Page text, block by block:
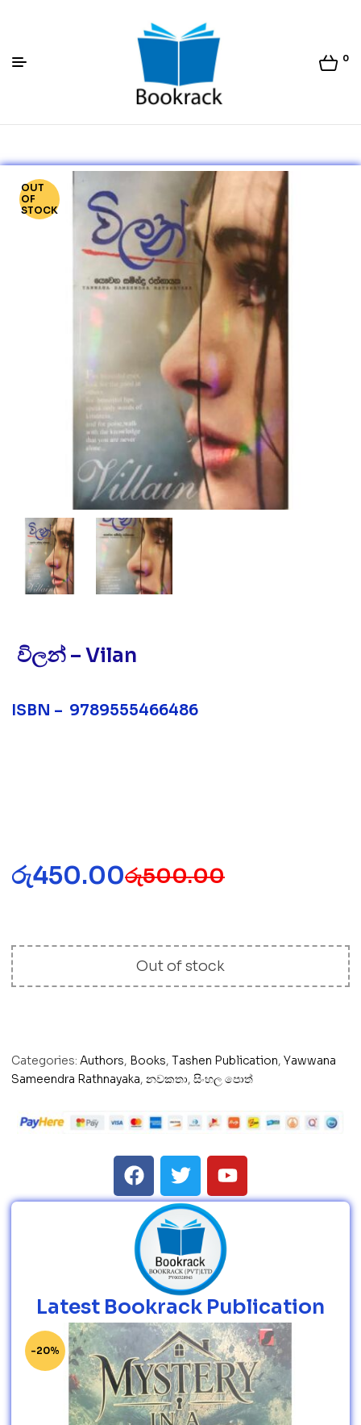
Bookrack.lk
0
OUT
OF
STOCK
විලන් – Vilan
ISBN – 9789555466486
රු500.00
රු450.00
Out of stock
Categories: Authors, Books, Tashen Publication, Yawwana
Sameendra Rathnayaka, නවකතා, සිංහල පොත්
Latest Bookrack Publication
-20%